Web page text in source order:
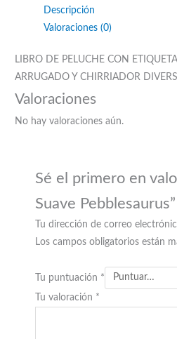
Descripción
Valoraciones (0)
LIBRO DE PELUCHE CON
ARRUGADO Y CHIRRIADOR
Valoraciones
No hay valoraciones aún.
Sé el primero en
Suave Pebblesaurus”
Tu dirección de correo
Los campos obligatorios están
Tu puntuación *
Tu valoración *